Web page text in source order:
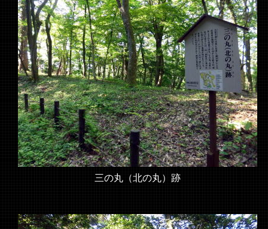
三の丸（北の丸）跡